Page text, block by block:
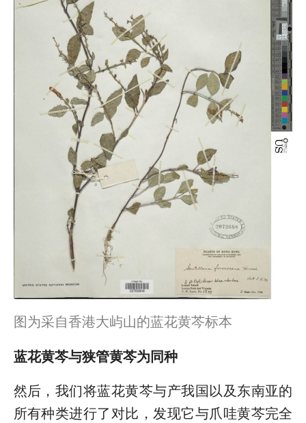
图为采自香港大屿山的蓝花黄芩标本
蓝花黄芩与狭管黄芩为同种
然后，我们将蓝花黄芩与产我国以及东南亚的
所有种类进行了对比，发现它与爪哇黄芩完全